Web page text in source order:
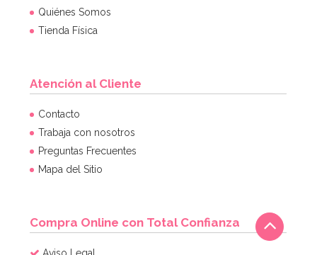
Quiénes Somos
Tienda Física
Atención al Cliente
Contacto
Trabaja con nosotros
Preguntas Frecuentes
Mapa del Sitio
Compra Online con Total Confianza